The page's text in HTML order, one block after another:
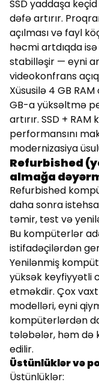
SSD yaddaşa
dəfə artırır.
açılması və fayl
həcmi artdıqda
stabilləşir — eyni
videokonfrans
Xüsusilə 4 GB
GB-a yüksəltmə
artırır. SSD +
performansını
modernizasiya
Refurbished
almağa
Refurbished
daha sonra
təmir, test və
Bu kompüterlər
istifadəçilərdən geri
Yenilənmiş
yüksək keyfiyyətli
etməkdir. Çox
modelləri, eyni
kompüterlərdən
tələbələr, həm də
edilir.
Üstünlüklər və
Üstünlüklər: